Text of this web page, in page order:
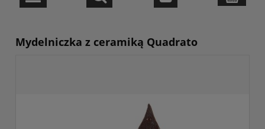
Mydelniczka z ceramiką Quadrato